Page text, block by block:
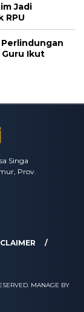
Jadi
RPU
Perlindungan
Guru Ikut
Singa
Prov.
MANAGE BY